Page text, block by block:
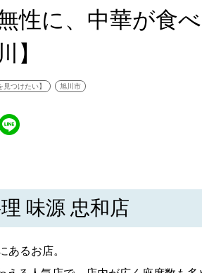
南
央
性に、中華が食
】
見つけたい】 旭川市
味源 忠和店
あるお店。